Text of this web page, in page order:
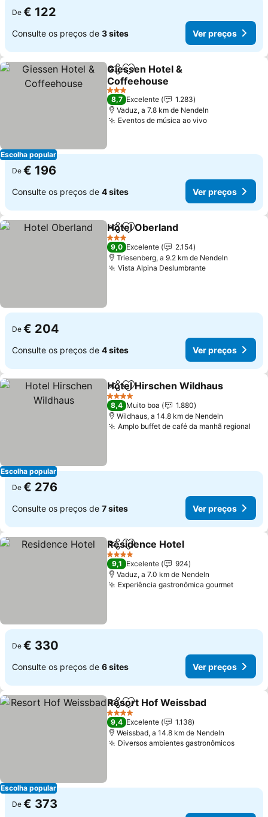
De € 122
Consulte os preços de 3 sites Ver preços
Escolha popular
PartilharAdicionar aos favoritos
Giessen Hotel &
Coffeehouse
Ver preços
3 Estrelas
8,7 Excelente
1.283
Vaduz, a 7.8 km de Nendeln
Eventos de música ao vivoVer preços
De € 196
Consulte os preços de 4 sites Ver preços
PartilharAdicionar aos favoritos
Hotel Oberland
3 Estrelas
9,0 Excelente
2.154
Triesenberg, a 9.2 km de Nendeln
Vista Alpina DeslumbranteVer preços
De € 204
Consulte os preços de 4 sites Ver preços
Escolha popular
PartilharAdicionar aos favoritos
Hotel Hirschen Wildhaus
4 Estrelas
8,4 Muito boa
1.880
Wildhaus, a 14.8 km de Nendeln
Amplo buffet de café da manhã regional
De € 276
Consulte os preços de 7 sites Ver preços
PartilharAdicionar aos favoritos
Residence Hotel
4 Estrelas
9,1 Excelente
924
Vaduz, a 7.0 km de Nendeln
Experiência gastronômica gourmetVer
De € 330
Consulte os preços de 6 sites Ver preços
Escolha popular
PartilharAdicionar aos favoritos
Resort Hof Weissbad
4 Estrelas
9,4 Excelente
1.138
Weissbad, a 14.8 km de Nendeln
Diversos ambientes gastronômicosVer
De € 373